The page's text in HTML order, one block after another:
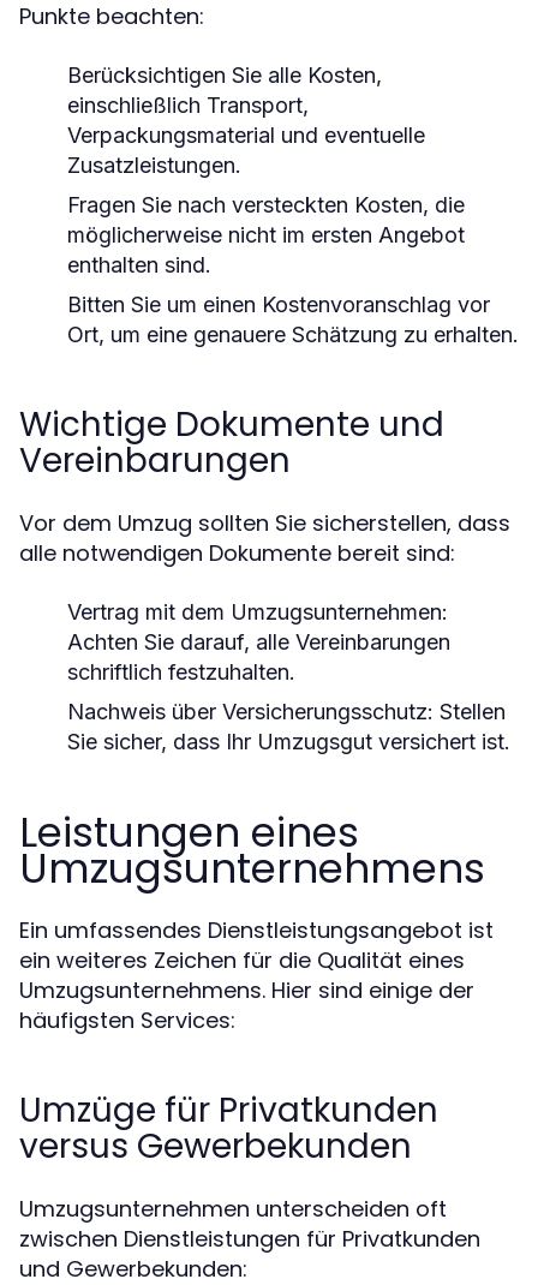
Punkte beachten:
Berücksichtigen Sie alle Kosten,
einschließlich Transport,
Verpackungsmaterial und eventuelle
Zusatzleistungen.
Fragen Sie nach versteckten Kosten, die
möglicherweise nicht im ersten Angebot
enthalten sind.
Bitten Sie um einen Kostenvoranschlag vor
Ort, um eine genauere Schätzung zu erhalten.
Wichtige Dokumente und
Vereinbarungen
Vor dem Umzug sollten Sie sicherstellen, dass
alle notwendigen Dokumente bereit sind:
Vertrag mit dem Umzugsunternehmen:
Achten Sie darauf, alle Vereinbarungen
schriftlich festzuhalten.
Nachweis über Versicherungsschutz: Stellen
Sie sicher, dass Ihr Umzugsgut versichert ist.
Leistungen eines
Umzugsunternehmens
Ein umfassendes Dienstleistungsangebot ist
ein weiteres Zeichen für die Qualität eines
Umzugsunternehmens. Hier sind einige der
häufigsten Services:
Umzüge für Privatkunden
versus Gewerbekunden
Umzugsunternehmen unterscheiden oft
zwischen Dienstleistungen für Privatkunden
und Gewerbekunden: